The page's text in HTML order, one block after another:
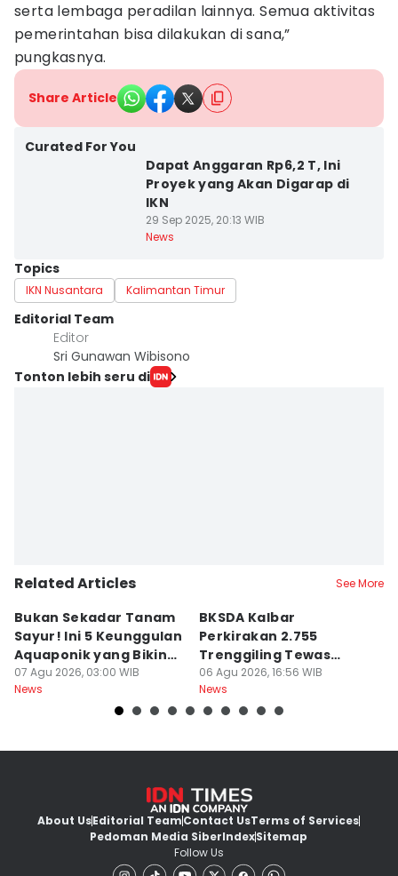
serta lembaga peradilan lainnya. Semua aktivitas
pemerintahan bisa dilakukan di sana,”
pungkasnya.
Share Article
Curated For You
Dapat Anggaran Rp6,2 T, Ini
Proyek yang Akan Digarap di
IKN
29 Sep 2025, 20:13 WIB
News
Topics
IKN Nusantara Kalimantan Timur
Editorial Team
Editor
Sri Gunawan Wibisono
Tonton lebih seru di
Related Articles See More
Bukan Sekadar Tanam
Sayur! Ini 5 Keunggulan
Aquaponik yang Bikin
Takjub
07 Agu 2026, 03:00 WIB
News
BKSDA Kalbar
Perkirakan 2.755
Trenggiling Tewas
untuk Dapat 551 Kg Sisik
06 Agu 2026, 16:56 WIB
News
About UsEditorial TeamContact UsTerms of Services
Pedoman Media SiberIndexSitemap
Follow Us